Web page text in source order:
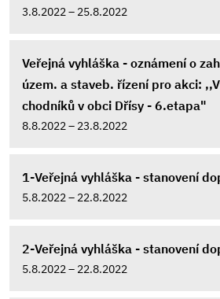
3.8.2022 – 25.8.2022
Veřejná vyhláška - oznámení o
územ. a staveb. řízení pro akci:
chodníků v obci Dřísy - 6.etapa"
8.8.2022 – 23.8.2022
1-Veřejná vyhláška - stanovení
5.8.2022 – 22.8.2022
2-Veřejná vyhláška - stanovení
5.8.2022 – 22.8.2022